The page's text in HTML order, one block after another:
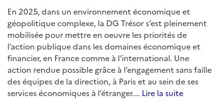
En 2025, dans un environnement économique et
géopolitique complexe, la DG Trésor s’est pleinement
mobilisée pour mettre en oeuvre les priorités de
l’action publique dans les domaines économique et
financier, en France comme à l’international. Une
action rendue possible grâce à l’engagement sans faille
des équipes de la direction, à Paris et au sein de ses
services économiques à l’étranger.... Lire la suite